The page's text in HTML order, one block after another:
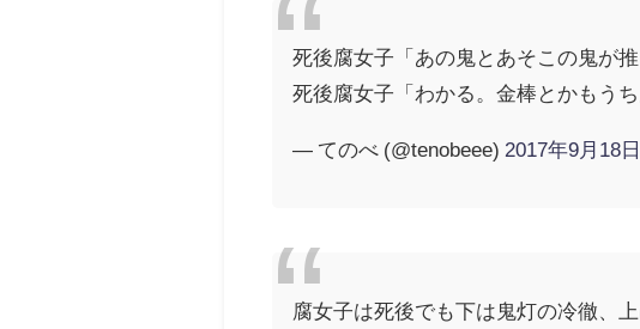
死後腐女子「あの鬼とあそこの鬼が
死後腐女子「わかる。金棒とかもうち
— てのべ (@tenobeee) 2017年9月18日
腐女子は死後でも下は鬼灯の冷徹、